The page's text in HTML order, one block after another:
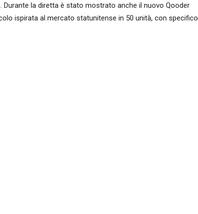
Durante la diretta è stato mostrato anche il nuovo Qooder
ispirata al mercato statunitense in 50 unità, con specifico